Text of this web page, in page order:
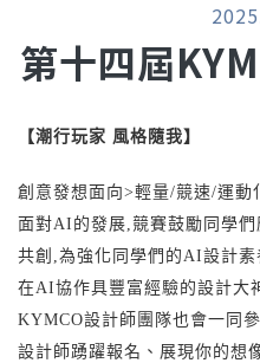
第十四屆
【潮行玩家 風格隨我】
創意發想面向>輕量/競速/運
面對AI的發展,競賽鼓勵同學
共創,為強化同學們的AI設計
在AI協作具豐富經驗的設計大
KYMCO設計師團隊也會一同
設計師踴躍報名、展現你的想